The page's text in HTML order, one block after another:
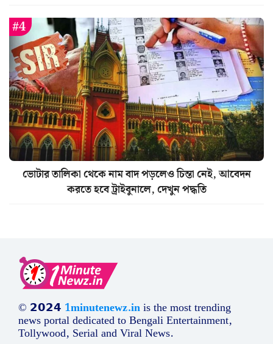
ভোটার তালিকা থেকে নাম বাদ পড়লেও চিন্তা নেই, আবেদন
করতে হবে ট্রাইবুনালে, দেখুন পদ্ধতি
© 𝟮𝟬𝟮𝟰 1minutenewz.inis the most trending
news portal dedicated to Bengali Entertainment,
Tollywood, Serial and Viral News.